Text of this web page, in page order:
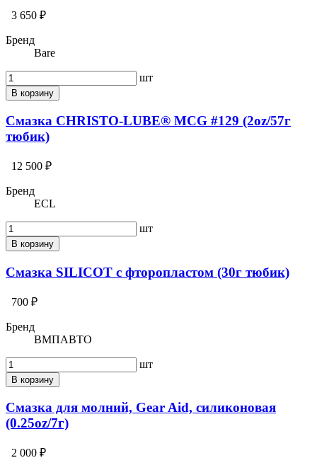
3 650 ₽
Бренд
Bare
шт
В корзину
Смазка CHRISTO-LUBE® MCG #129 (2oz/57г
тюбик)
12 500 ₽
Бренд
ECL
шт
В корзину
Смазка SILICOT c фторопластом (30г тюбик)
700 ₽
Бренд
ВМПАВТО
шт
В корзину
Смазка для молний, Gear Aid, силиконовая
(0.25oz/7г)
2 000 ₽